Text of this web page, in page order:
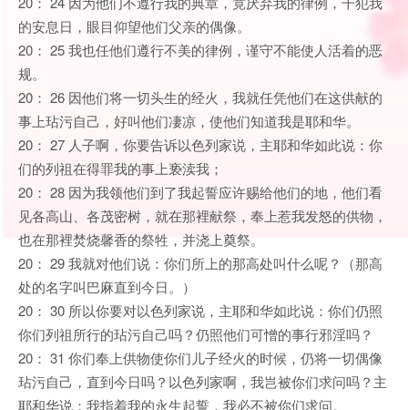
的安息日，眼目仰望他们父亲的偶像。
20： 25 我也任他们遵行不美的律例，谨守不能使人活着的恶
规。
20： 26 因他们将一切头生的经火，我就任凭他们在这供献的
事上玷污自己，好叫他们凄凉，使他们知道我是耶和华。
20： 27 人子啊，你要告诉以色列家说，主耶和华如此说：你
们的列祖在得罪我的事上亵渎我；
20： 28 因为我领他们到了我起誓应许赐给他们的地，他们看
见各高山、各茂密树，就在那裡献祭，奉上惹我发怒的供物，
也在那裡焚烧馨香的祭牲，并浇上奠祭。
20： 29 我就对他们说：你们所上的那高处叫什么呢？（那高
处的名字叫巴麻直到今日。）
20： 30 所以你要对以色列家说，主耶和华如此说：你们仍照
你们列祖所行的玷污自己吗？仍照他们可憎的事行邪淫吗？
20： 31 你们奉上供物使你们儿子经火的时候，仍将一切偶像
玷污自己，直到今日吗？以色列家啊，我岂被你们求问吗？主
耶和华说：我指着我的永生起誓，我必不被你们求问。